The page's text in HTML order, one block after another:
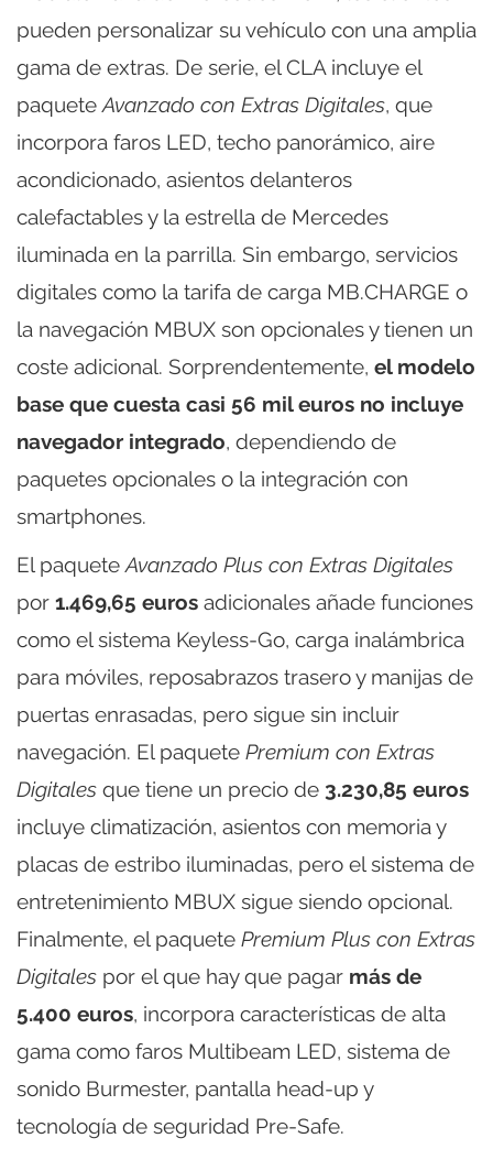
pueden personalizar su vehículo con una amplia
gama de extras. De serie, el CLA incluye el
paquete Avanzado con Extras Digitales, que
incorpora faros LED, techo panorámico, aire
acondicionado, asientos delanteros
calefactables y la estrella de Mercedes
iluminada en la parrilla. Sin embargo, servicios
digitales como la tarifa de carga MB.CHARGE o
la navegación MBUX son opcionales y tienen un
coste adicional. Sorprendentemente, el modelo
base que cuesta casi 56 mil euros no incluye
navegador integrado, dependiendo de
paquetes opcionales o la integración con
smartphones.
El paquete Avanzado Plus con Extras Digitales
por 1.469,65 euros adicionales añade funciones
como el sistema Keyless-Go, carga inalámbrica
para móviles, reposabrazos trasero y manijas de
puertas enrasadas, pero sigue sin incluir
navegación. El paquete Premium con Extras
Digitales que tiene un precio de 3.230,85 euros
incluye climatización, asientos con memoria y
placas de estribo iluminadas, pero el sistema de
entretenimiento MBUX sigue siendo opcional.
Finalmente, el paquete Premium Plus con Extras
Digitales por el que hay que pagar más de
5.400 euros, incorpora características de alta
gama como faros Multibeam LED, sistema de
sonido Burmester, pantalla head-up y
tecnología de seguridad Pre-Safe.